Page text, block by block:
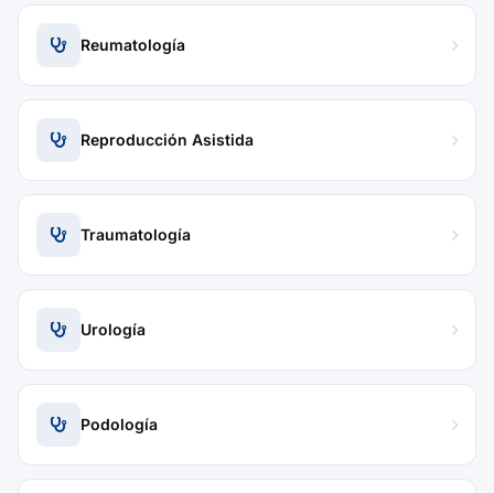
Reumatología
Reproducción Asistida
Traumatología
Urología
Podología